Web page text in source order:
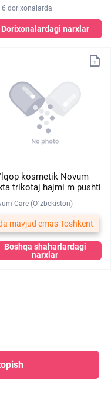
6 dorixonalarda
Dorixonalardagi narxlar
kosmetik Novum
trikotaj hajmi m pushti
Care (O`zbekiston)
mavjud emas Toshkent
Boshqa shaharlardagi
narxlar